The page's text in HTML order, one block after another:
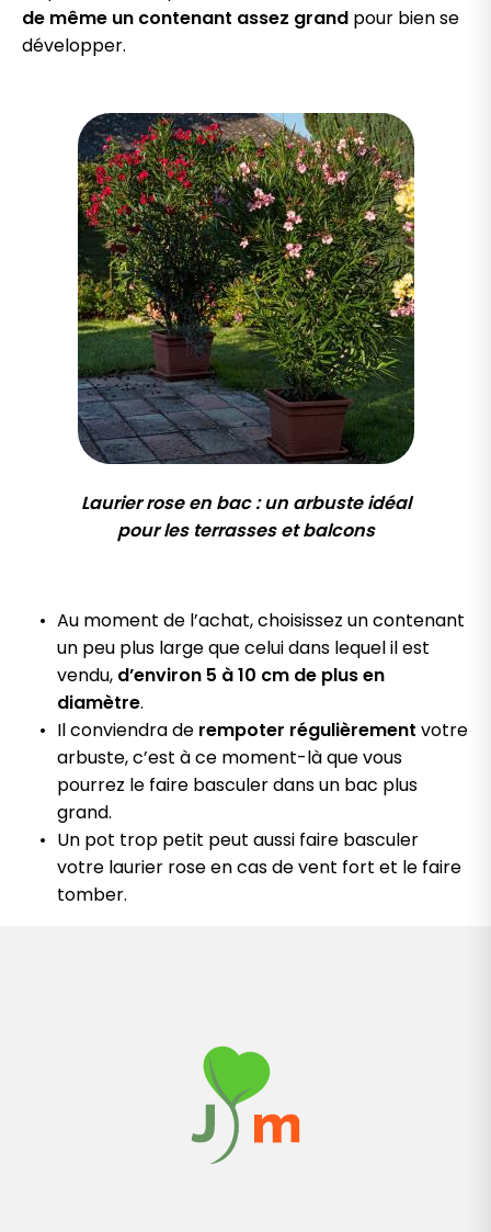
de même un contenant assez grand pour bien se
développer.
Laurier rose en bac : un arbuste idéal
pour les terrasses et balcons
Au moment de l’achat, choisissez un contenant
un peu plus large que celui dans lequel il est
vendu, d’environ 5 à 10 cm de plus en
diamètre.
Il conviendra de rempoter régulièrement votre
arbuste, c’est à ce moment-là que vous
pourrez le faire basculer dans un bac plus
grand.
Un pot trop petit peut aussi faire basculer
votre laurier rose en cas de vent fort et le faire
tomber.